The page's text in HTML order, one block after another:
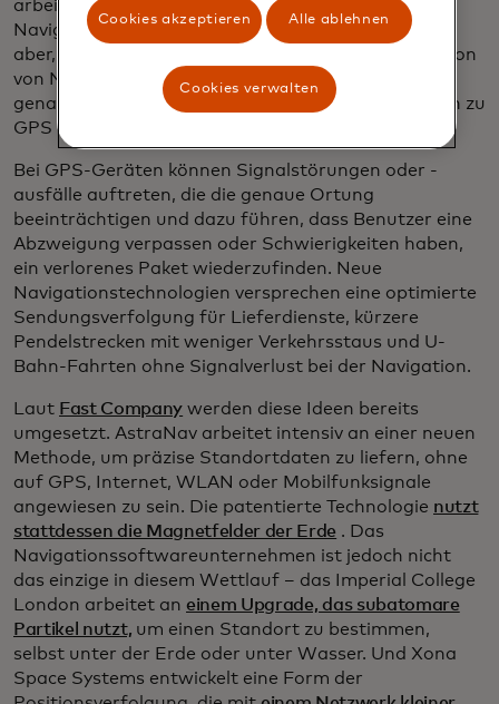
arbeitet GPS im Hintergrund, um alle Arten von
Navigationsbedürfnissen zu erfüllen. Was passiert
aber, wenn das GPS ausfällt? Die nächste Generation
von Navigationstechnologien wird potenziell
genauere, zuverlässigere und sicherere Alternativen zu
GPS bieten.
Bei GPS-Geräten können Signalstörungen oder -
ausfälle auftreten, die die genaue Ortung
beeinträchtigen und dazu führen, dass Benutzer eine
Abzweigung verpassen oder Schwierigkeiten haben,
ein verlorenes Paket wiederzufinden. Neue
Navigationstechnologien versprechen eine optimierte
Sendungsverfolgung für Lieferdienste, kürzere
Pendelstrecken mit weniger Verkehrsstaus und U-
Bahn-Fahrten ohne Signalverlust bei der Navigation.
Laut Fast Company werden diese Ideen bereits
umgesetzt. AstraNav arbeitet intensiv an einer neuen
Methode, um präzise Standortdaten zu liefern, ohne
auf GPS, Internet, WLAN oder Mobilfunksignale
angewiesen zu sein. Die patentierte Technologie nutzt
stattdessen die Magnetfelder der Erde . Das
Navigationssoftwareunternehmen ist jedoch nicht
das einzige in diesem Wettlauf – das Imperial College
London arbeitet an einem Upgrade, das subatomare
Partikel nutzt, um einen Standort zu bestimmen,
selbst unter der Erde oder unter Wasser. Und Xona
Space Systems entwickelt eine Form der
Cookies akzeptieren Alle ablehnen
Cookies verwalten